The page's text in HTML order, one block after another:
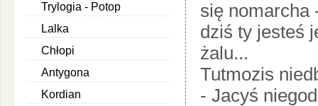
Trylogia - Potop
Lalka
Chłopi
Antygona
Kordian
się nomarcha
dziś ty jesteś
żalu...
Tutmozis
- Jacyś